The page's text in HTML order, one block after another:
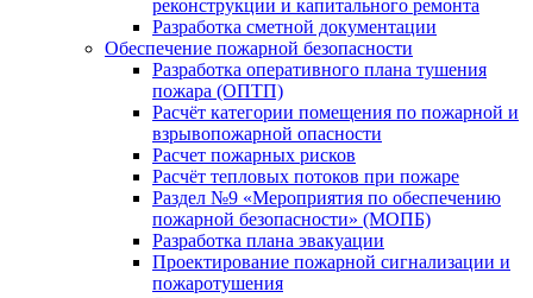
реконструкции и капитального ремонта
Разработка сметной документации
Обеспечение пожарной безопасности
Разработка оперативного плана тушения
пожара (ОПТП)
Расчёт категории помещения по пожарной и
взрывопожарной опасности
Расчет пожарных рисков
Расчёт тепловых потоков при пожаре
Раздел №9 «Мероприятия по обеспечению
пожарной безопасности» (МОПБ)
Разработка плана эвакуации
Проектирование пожарной сигнализации и
пожаротушения